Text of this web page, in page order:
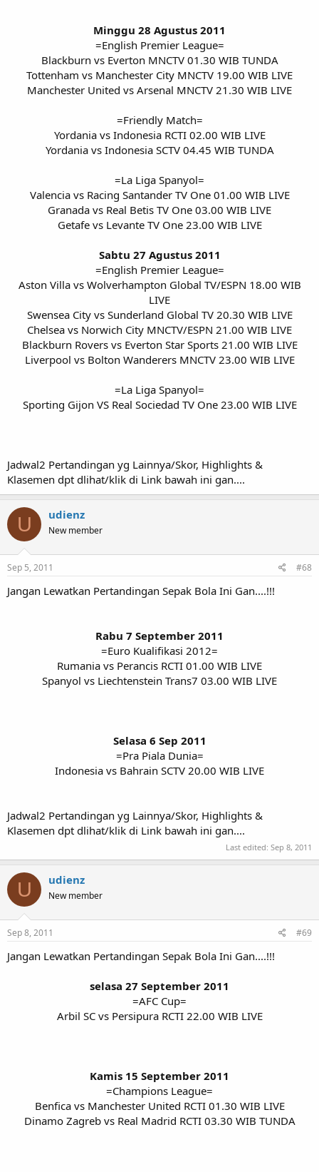
Minggu 28 Agustus 2011
=English Premier League=
Blackburn vs Everton MNCTV 01.30 WIB TUNDA
Tottenham vs Manchester City MNCTV 19.00 WIB LIVE
Manchester United vs Arsenal MNCTV 21.30 WIB LIVE
=Friendly Match=
Yordania vs Indonesia RCTI 02.00 WIB LIVE
Yordania vs Indonesia SCTV 04.45 WIB TUNDA
=La Liga Spanyol=
Valencia vs Racing Santander TV One 01.00 WIB LIVE
Granada vs Real Betis TV One 03.00 WIB LIVE
Getafe vs Levante TV One 23.00 WIB LIVE
Sabtu 27 Agustus 2011
=English Premier League=
Aston Villa vs Wolverhampton Global TV/ESPN 18.00 WIB
LIVE
Swensea City vs Sunderland Global TV 20.30 WIB LIVE
Chelsea vs Norwich City MNCTV/ESPN 21.00 WIB LIVE
Blackburn Rovers vs Everton Star Sports 21.00 WIB LIVE
Liverpool vs Bolton Wanderers MNCTV 23.00 WIB LIVE
=La Liga Spanyol=
Sporting Gijon VS Real Sociedad TV One 23.00 WIB LIVE​
Jadwal2 Pertandingan yg Lainnya/Skor, Highlights &
Klasemen dpt dlihat/klik di Link bawah ini gan....
U udienz
New member
Sep 5, 2011 #68
Jangan Lewatkan Pertandingan Sepak Bola Ini Gan....!!!
Rabu 7 September 2011
=Euro Kualifikasi 2012=
Rumania vs Perancis RCTI 01.00 WIB LIVE
Spanyol vs Liechtenstein Trans7 03.00 WIB LIVE
Selasa 6 Sep 2011
=Pra Piala Dunia=
Indonesia vs Bahrain SCTV 20.00 WIB LIVE​
Jadwal2 Pertandingan yg Lainnya/Skor, Highlights &
Klasemen dpt dlihat/klik di Link bawah ini gan....
Last edited: Sep 8, 2011
U udienz
New member
Sep 8, 2011 #69
Jangan Lewatkan Pertandingan Sepak Bola Ini Gan....!!!
selasa 27 September 2011
=AFC Cup=
Arbil SC vs Persipura RCTI 22.00 WIB LIVE
Kamis 15 September 2011
=Champions League=
Benfica vs Manchester United RCTI 01.30 WIB LIVE
Dinamo Zagreb vs Real Madrid RCTI 03.30 WIB TUNDA